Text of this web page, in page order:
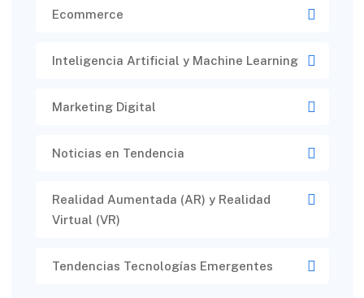
Ecommerce
Inteligencia Artificial y Machine Learning
Marketing Digital
Noticias en Tendencia
Realidad Aumentada (AR) y Realidad
Virtual (VR)​
Tendencias Tecnologías Emergentes